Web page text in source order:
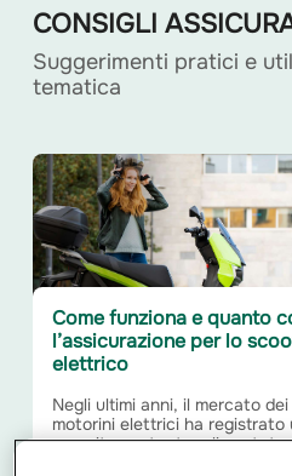
CONSIGLI
Suggerimenti pratici e
tematica
Come funziona e quanto
l’assicurazione per lo
elettrico
Negli ultimi anni, il mercato dei
motorini elettrici ha registrato
crescita costante, alimentata